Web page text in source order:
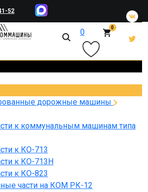
52
83 0 0
дорожные машины
к коммунальным машинам типа
к КО-713
к КО-713Н
к КО-823
части на КОМ РК-12